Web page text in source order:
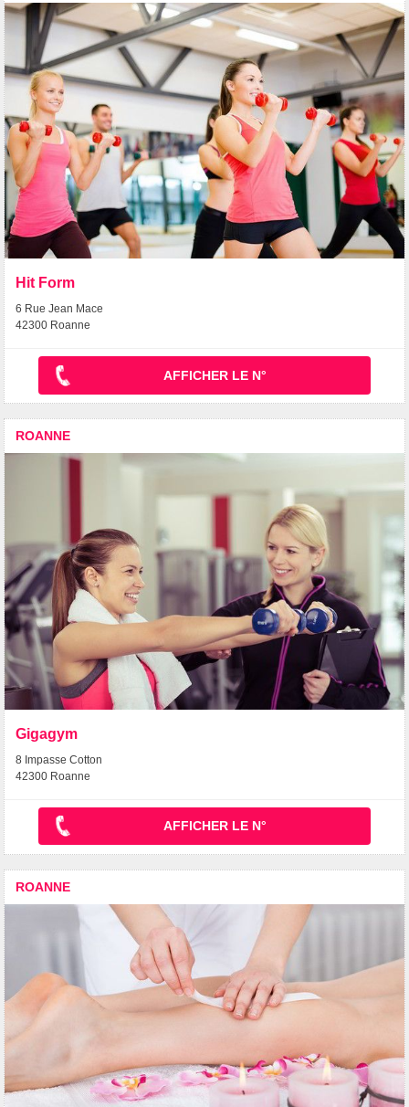
Hit Form
6 Rue Jean Mace
42300 Roanne
AFFICHER LE N°
ROANNE
Gigagym
8 Impasse Cotton
42300 Roanne
AFFICHER LE N°
ROANNE